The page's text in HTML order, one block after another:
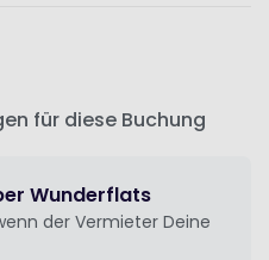
für diese Buchung
Wunderflats
der Vermieter Deine